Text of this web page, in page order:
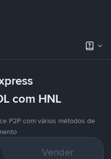
com HNL
P2P com vários métodos de
Vender